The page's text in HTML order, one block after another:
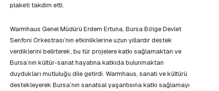
plaketi takdim etti.
Warmhaus Genel Müdürü Erdem Ertuna, Bursa Bölge Devlet
Senfoni Orkestrası’nın etkinliklerine uzun yıllardır destek
verdiklerini belirterek, bu tür projelere katkı sağlamaktan ve
Bursa’nın kültür-sanat hayatına katkıda bulunmaktan
duydukları mutluluğu dile getirdi. Warmhaus, sanatı ve kültürü
destekleyerek Bursa’nın sanatsal yaşantısına katkı sağlamayı